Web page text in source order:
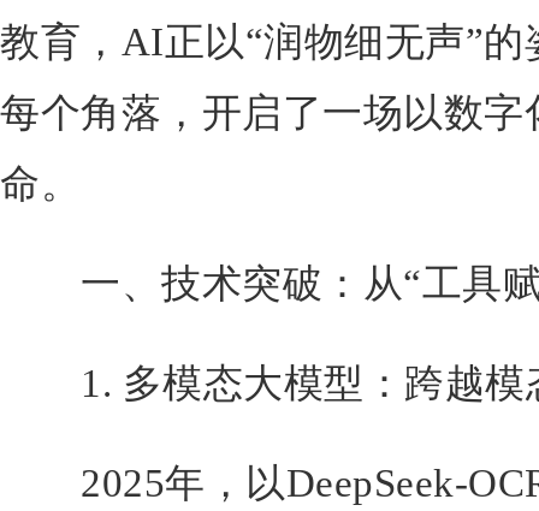
教育，AI正以“润物细无声”
每个角落，开启了一场以数
命。
一、技术突破：从“工具赋
1. 多模态大模型：跨越模
2025年，以DeepSeek-